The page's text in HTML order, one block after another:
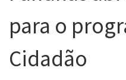
para o
Cidadão